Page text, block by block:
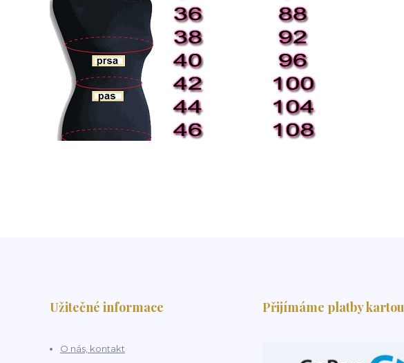
Užitečné informace
O nás, kontakt
Přijímáme platby kartou